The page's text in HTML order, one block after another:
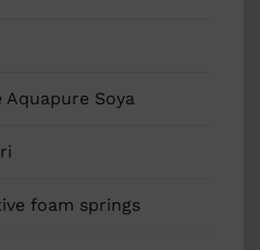
Aquapure Soya
foam springs